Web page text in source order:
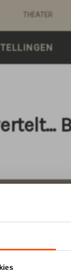
THEATER
Log